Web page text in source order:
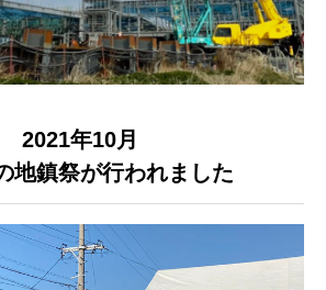
2021年10月
地鎮祭が行われました